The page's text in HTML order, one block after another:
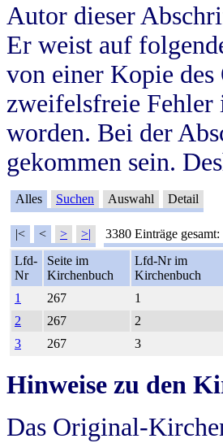
Autor dieser
Er weist auf
von einer Kopie
zweifelsfreie
worden. Bei der
gekommen sein.
Alles Suchen Auswahl Detail
|< < > >| 3380 Einträge gesamt:
Lfd-
Nr
Seite im
Kirchenbuch
Lfd-Nr im
Kirchenbuch
1
267 1
2
267 2
3
267 3
Hinweise zu den
Das Original-